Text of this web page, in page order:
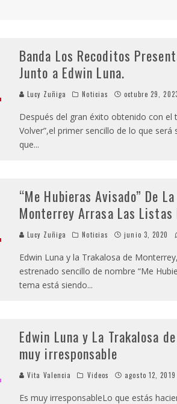
Banda Los Recoditos
Junto a Edwin Luna.
Lucy Zuñiga Noticias octubre 29,
Después del gran éxito obtenido con el
Volver”,el primer sencillo de lo que será
que...
“Me Hubieras Avisado” De
Monterrey Arrasa Las Listas
Lucy Zuñiga Noticias junio 3, 2020
Edwin Luna y la Trakalosa de
estrenado sencillo de nombre “Me
tema está siendo...
Edwin Luna y La Trakalosa
muy irresponsable
Vita Valencia Videos agosto 12, 2019
Es muy irresponsableLo que estás